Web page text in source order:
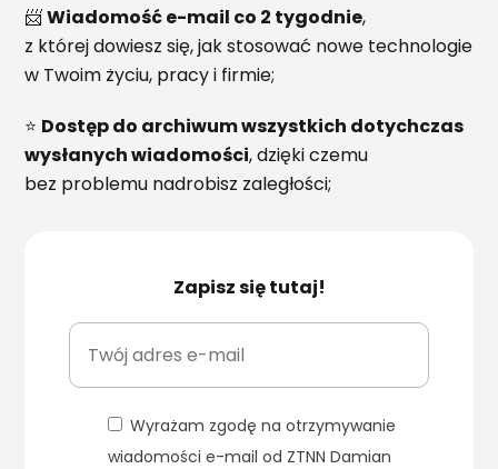
📨Wiadomość e-mail co 2 tygodnie,
z której dowiesz się, jak stosować nowe technologie
w Twoim życiu, pracy i firmie;
⭐ Dostęp do archiwum wszystkich dotychczas
wysłanych wiadomości, dzięki czemu
bez problemu nadrobisz zaległości;
Zapisz się tutaj!
Wyrażam zgodę na otrzymywanie
wiadomości e-mail od ZTNN Damian